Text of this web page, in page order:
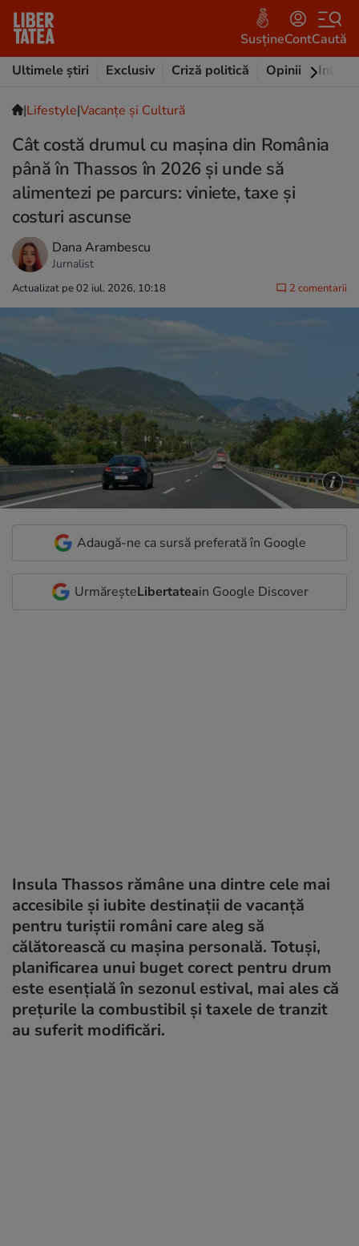
SusțineContCaută
Ultimele știri
Exclusiv Criză politică Opinii
|Lifestyle|Vacanțe și Cultură
Cât costă drumul cu mașina din România
până în Thassos în 2026 și unde să
alimentezi pe parcurs: viniete, taxe și
costuri ascunse
Dana Arambescu
Jurnalist
Actualizat pe 02 iul. 2026, 10:18 2 comentarii
Adaugă-ne ca sursă preferată în Google
UrmăreșteLibertateain Google Discover
Insula Thassos rămâne una dintre cele mai
accesibile și iubite destinații de vacanță
pentru turiștii români care aleg să
călătorească cu mașina personală. Totuși,
planificarea unui buget corect pentru drum
este esențială în sezonul estival, mai ales că
prețurile la combustibil și taxele de tranzit
au suferit modificări.